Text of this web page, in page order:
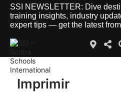
SSI NEWSLETTER: Dive
training insights, industry
expert tips — get the latest
Imprimir